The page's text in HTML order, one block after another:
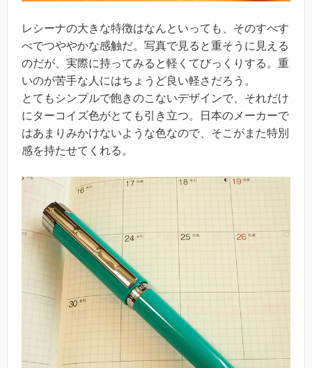
レシーナの大きな特徴はなんといっても、そのすべす
べでつややかな感触だ。写真で見ると重そうに見える
のだが、実際に持ってみると軽くてびっくりする。重
いのが苦手な人にはちょうど良い軽さだろう。
とてもシンプルで飽きのこないデザインで、それだけ
にターコイズ色がとても引き立つ。日本のメーカーで
はあまりみかけないような色なので、そこがまた特別
感を持たせてくれる。